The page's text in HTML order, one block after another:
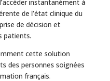
instantanément à
de l’état clinique du
de décision et
patients.
cette solution
des personnes soignées
français.